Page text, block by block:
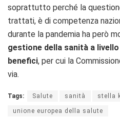
soprattutto perché la
trattati, è di competenza
durante la pandemia ha però
gestione della sanità a
benefici, per cui la
via.
Tags: Salute sanità stella
unione europea della salute